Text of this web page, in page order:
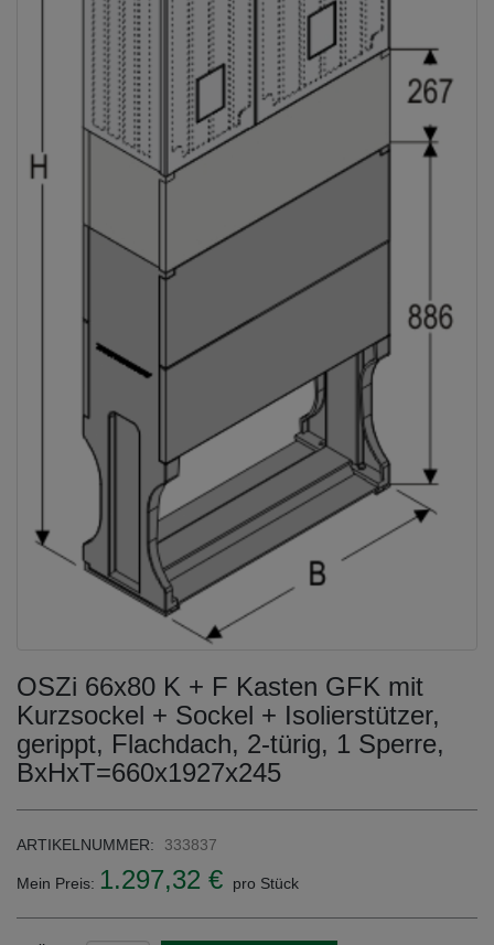
OSZi 66x80 K + F Kasten GFK mit
Kurzsockel + Sockel + Isolierstützer,
gerippt, Flachdach, 2-türig, 1 Sperre,
BxHxT=660x1927x245
ARTIKELNUMMER: 333837
Mein Preis: 1.297,32 € pro Stück